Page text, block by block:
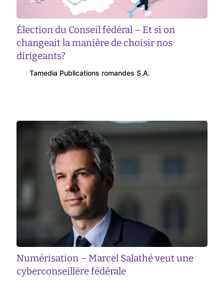
Élection du Conseil fédéral – Et si on
changeait la manière de choisir nos
dirigeants?
Tamedia Publications romandes S.A.
Numérisation – Marcel Salathé veut une
cyberconseillère fédérale